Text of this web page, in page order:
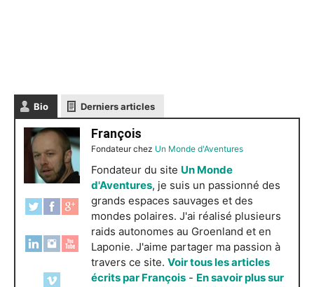
Bio Derniers articles
François
Fondateurchez Un Monde d'Aventures
Fondateur du site Un Monde
d'Aventures, je suis un passionné des
grands espaces sauvages et des
mondes polaires. J'ai réalisé plusieurs
raids autonomes au Groenland et en
Laponie. J'aime partager ma passion à
travers ce site. Voir tous les articles
écrits par François - En savoir plus sur